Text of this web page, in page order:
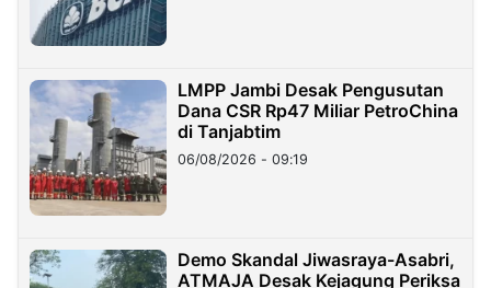
LMPP Jambi Desak Pengusutan
Dana CSR Rp47 Miliar PetroChina
di Tanjabtim
06/08/2026 - 09:19
Demo Skandal Jiwasraya-Asabri,
ATMAJA Desak Kejagung Periksa